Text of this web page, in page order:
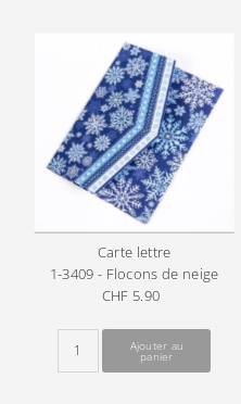
Carte lettre
1-3409 - Flocons de neige
Prix
CHF 5.90